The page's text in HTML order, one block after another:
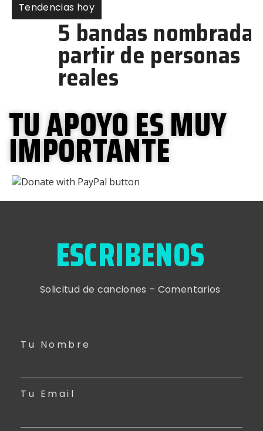
Tendencias hoy
5 bandas nombradas a
partir de personas
reales
TU APOYO ES MUY
IMPORTANTE
ESCRIBENOS
Solicitud de canciones – Comentarios
Tu Nombre
Tu Email